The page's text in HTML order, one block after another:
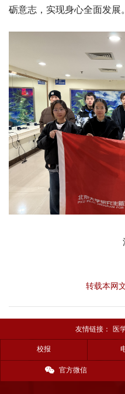
砺意志，实现身心全面发展。
转载本网
友情链接： 医
校报
官方微信